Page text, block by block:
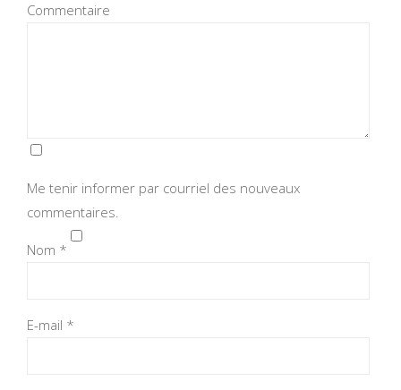
Commentaire
Me tenir informer par courriel des nouveaux
commentaires.
Nom *
E-mail *